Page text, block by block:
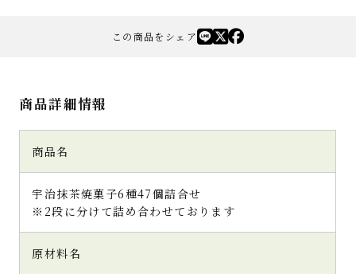
この商品をシェア
商品詳細情報
商品名
宇治抹茶焼菓子6種47個詰合せ
※2段に分けて詰め合わせております
原材料名